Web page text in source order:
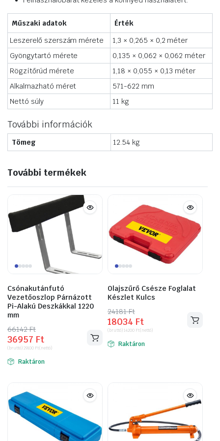
Műszaki adatok
Érték
Leszerelő szerszám mérete
1,3 × 0,265 × 0,2 méter
Gyöngytartó mérete
0,135 × 0,062 × 0,062 méter
Rögzítőrúd mérete
1,18 × 0,055 × 0,13 méter
Alkalmazható méret
571-622 mm
Nettó súly
11 kg
További információk
Tömeg 12.54 kg
További termékek
Csónakutánfutó
Vezetőoszlop Párnázott
Pi-Alakú Deszkákkal 1220
mm
66142Ft
Original
price
was:
66142 Ft.
36957 Ft
Current
price
is:
36957 Ft.
(bruttó)29100 Ft(nettó)
Raktáron
Olajszűrő Csésze Foglalat
Készlet Kulcs
24181Ft
Original
price
was:
24181 Ft.
18034 Ft
Current
price
is:
18034 Ft.
(bruttó)14200 Ft(nettó)
Raktáron